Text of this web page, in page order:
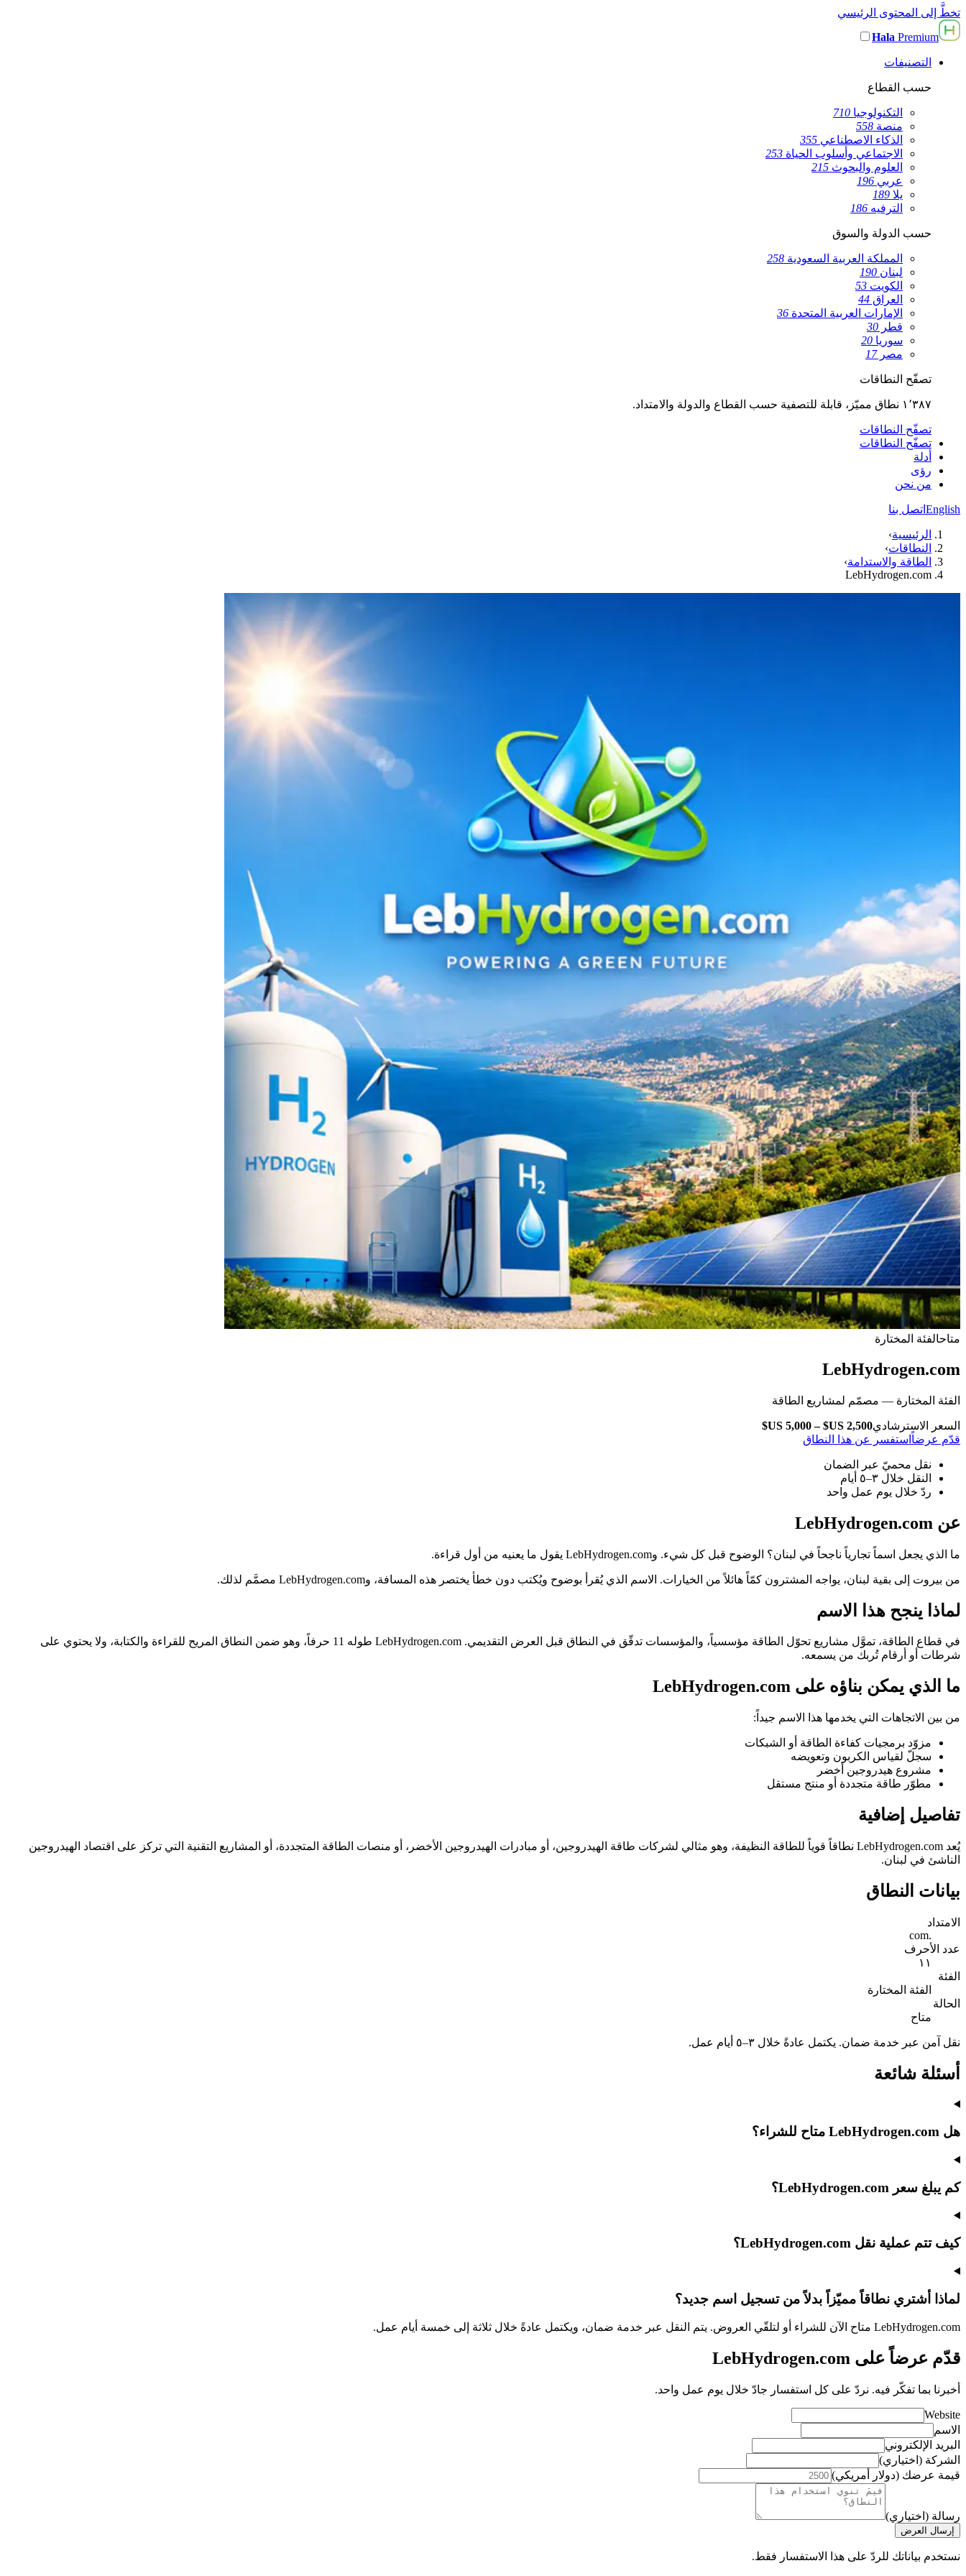
تخطَّ إلى المحتوى الرئيسي
Hala Premium
التصنيفات
حسب القطاع
التكنولوجيا 710
منصة 558
الذكاء الاصطناعي 355
الاجتماعي وأسلوب الحياة 253
العلوم والبحوث 215
عربي 196
يلا 189
الترفيه 186
حسب الدولة والسوق
المملكة العربية السعودية 258
لبنان 190
الكويت 53
العراق 44
الإمارات العربية المتحدة 36
قطر 30
سوريا 20
مصر17
تصفّح النطاقات
١٬٣٨٧ نطاق مميّز، قابلة للتصفية حسب القطاع والدولة والامتداد.
تصفّح النطاقات
تصفّح النطاقات
أدلة
رؤى
من نحن
English اتصل بنا
الرئيسية›
النطاقات›
الطاقة والاستدامة›
LebHydrogen.com
متاحالفئة المختارة
LebHydrogen.com
الفئة المختارة — مصمّم لمشاريع الطاقة
السعر الاسترشادي
قدّم عرضاً استفسر عن هذا النطاق
نقل محميّ عبر الضمان
النقل خلال ٣–٥ أيام
ردّ خلال يوم عمل واحد
عن LebHydrogen.com
ما الذي يجعل اسماً تجارياً ناجحاً في لبنان؟ الوضوح قبل كل شيء. وLebHydrogen.com يقول ما يعنيه من أول قراءة.
من بيروت إلى بقية لبنان، يواجه المشترون كمّاً هائلاً من الخيارات. الاسم الذي يُقرأ بوضوح ويُكتب دون خطأ يختصر هذه المسافة، وLebHydrogen.com مصمَّم لذلك.
لماذا ينجح هذا الاسم
في قطاع الطاقة، تموَّل مشاريع تحوّل الطاقة مؤسسياً، والمؤسسات تدقّق في النطاق قبل العرض التقديمي. LebHydrogen.com طوله 11 حرفاً، وهو ضمن النطاق المريح للقراءة والكتابة، ولا يحتوي على
شرطات أو أرقام تُربك من يسمعه.
ما الذي يمكن بناؤه على LebHydrogen.com
من بين الاتجاهات التي يخدمها هذا الاسم جيداً:
مزوّد برمجيات كفاءة الطاقة أو الشبكات
سجلّ لقياس الكربون وتعويضه
مشروع هيدروجين أخضر
مطوّر طاقة متجددة أو منتج مستقل
تفاصيل إضافية
يُعد LebHydrogen.com نطاقاً قوياً للطاقة النظيفة، وهو مثالي لشركات طاقة الهيدروجين، أو مبادرات الهيدروجين الأخضر، أو منصات الطاقة المتجددة، أو المشاريع التقنية التي تركز على اقتصاد الهيدروجين
الناشئ في لبنان.
بيانات النطاق
الامتداد
.com
عدد الأحرف
١١
الفئة
الفئة المختارة
الحالة
متاح
نقل آمن عبر خدمة ضمان. يكتمل عادةً خلال ٣–٥ أيام عمل.
أسئلة شائعة
هل LebHydrogen.com متاح للشراء؟
كم يبلغ سعر LebHydrogen.com؟
كيف تتم عملية نقل LebHydrogen.com؟
لماذا أشتري نطاقاً مميّزاً بدلاً من تسجيل اسم جديد؟
LebHydrogen.com متاح الآن للشراء أو لتلقّي العروض. يتم النقل عبر خدمة ضمان، ويكتمل عادةً خلال ثلاثة إلى خمسة أيام عمل.
قدّم عرضاً على LebHydrogen.com
أخبرنا بما تفكّر فيه. نردّ على كل استفسار جادّ خلال يوم عمل واحد.
Website
الاسم
البريد الإلكتروني
الشركة (اختياري)
قيمة عرضك (دولار أمريكي)
رسالة (اختياري)
إرسال العرض
نستخدم بياناتك للردّ على هذا الاستفسار فقط.